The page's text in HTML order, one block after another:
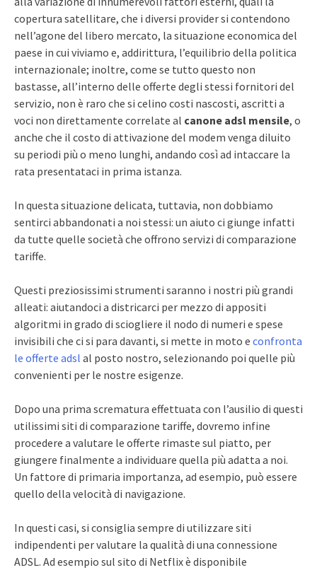
copertura satellitare, che i diversi provider si contendono
nell’agone del libero mercato, la situazione economica del
paese in cui viviamo e, addirittura, l’equilibrio della politica
internazionale; inoltre, come se tutto questo non
bastasse, all’interno delle offerte degli stessi fornitori del
servizio, non è raro che si celino costi nascosti, ascritti a
voci non direttamente correlate al canone adsl mensile, o
anche che il costo di attivazione del modem venga diluito
su periodi più o meno lunghi, andando così ad intaccare la
rata presentataci in prima istanza.
In questa situazione delicata, tuttavia, non dobbiamo
sentirci abbandonati a noi stessi: un aiuto ci giunge infatti
da tutte quelle società che offrono servizi di comparazione
tariffe.
Questi preziosissimi strumenti saranno i nostri più grandi
alleati: aiutandoci a districarci per mezzo di appositi
algoritmi in grado di sciogliere il nodo di numeri e spese
invisibili che ci si para davanti, si mette in moto e confronta
le offerte adsl al posto nostro, selezionando poi quelle più
convenienti per le nostre esigenze.
Dopo una prima scrematura effettuata con l’ausilio di questi
utilissimi siti di comparazione tariffe, dovremo infine
procedere a valutare le offerte rimaste sul piatto, per
giungere finalmente a individuare quella più adatta a noi.
Un fattore di primaria importanza, ad esempio, può essere
quello della velocità di navigazione.
In questi casi, si consiglia sempre di utilizzare siti
indipendenti per valutare la qualità di una connessione
ADSL. Ad esempio sul sito di Netflix è disponibile